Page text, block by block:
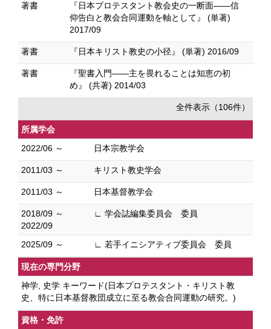
著書
『日本プロテスタント教会史の一断面――信
仰告白と教会合同運動を軸として』 (単著)
2017/09
著書 『日本キリスト教史の小径』 (単著) 2016/09
著書
『聖書入門――主を畏れることは知恵の初
め』 (共著) 2014/03
全件表示（106件）
所属学会
2022/06 ～
日本宗教学会
2011/03 ～ キリスト教史学会
2011/03 ～ 日本基督教学会
2018/09 ～
2022/09
∟ 学会誌編集委員会 委員
2025/09 ～ ∟ 若手イニシアティブ委員会 委員
現在の専門分野
神学, 史学 キーワード(日本プロテスタント・キリスト教
史、特に日本基督教団成立に至る教会合同運動の研究。)
資格・免許